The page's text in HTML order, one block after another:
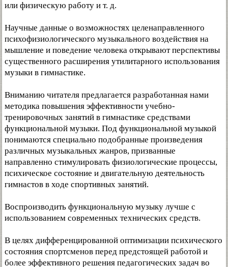
или физическую работу и т. д.
Научные данные о возможностях целенаправленного
психофизиологического музыкального воздействия на
мышление и поведение человека открывают перспективы
существенного расширения утилитарного использования
музыки в гимнастике.
Вниманию читателя предлагается разработанная нами
методика повышения эффективности учебно-
тренировочных занятий в гимнастике средствами
функциональной музыки. Под функциональной музыкой
понимаются специально подобранные произведения
различных музыкальных жанров, призванные
направленно стимулировать физиологические процессы,
психическое состояние и двигательную деятельность
гимнастов в ходе спортивных занятий.
Воспроизводить функциональную музыку лучше с
использованием современных технических средств.
В целях дифференцированной оптимизации психического
состояния спортсменов перед предстоящей работой и
более эффективного решения педагогических задач во